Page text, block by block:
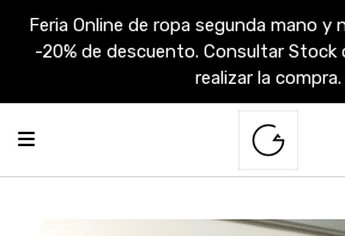
Feria Online de ropa segunda mano y
-20% de descuento. Consultar Stock
realizar la compra.